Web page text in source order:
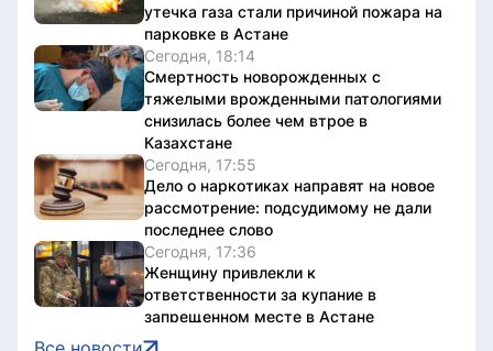
утечка газа стали причиной пожара на
парковке в Астане
Сегодня, 18:14
Смертность новорожденных с
тяжелыми врожденными патологиями
снизилась более чем втрое в
Казахстане
Сегодня, 17:55
Дело о наркотиках направят на новое
рассмотрение: подсудимому не дали
последнее слово
Сегодня, 17:36
Женщину привлекли к
ответственности за купание в
запрещенном месте в Астане
Сегодня, 17:34